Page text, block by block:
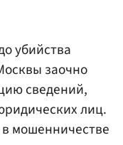
убийства
заочно
сведений,
лиц.
мошенничестве